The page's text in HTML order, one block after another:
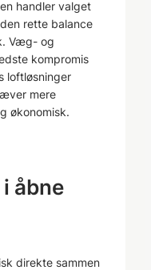
handler valget
rette balance
Væg- og
kompromis
loftløsninger
mere
økonomisk.
åbne
direkte sammen